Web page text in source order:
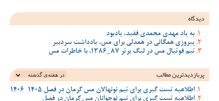
دیدگاه
به یاد مهدی محمدی فقید، یادبود
پیروزی همگانی در همدلی برای مس، یادداشت سردبیر
تیم فوتبال مس در لیگ برتر 87_1386، با خاطرات مس
پربازدیدترین‌ مطالب
اطلاعیه تست گیری برای تیم نونهالان مس کرمان در فصل 1405-1406
اطلاعیه تست گیری برای تیم نوجوانان مس کرمان در فصل